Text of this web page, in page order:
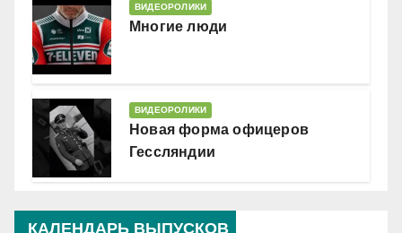
ВИДЕОРОЛИКИ
Многие люди
ВИДЕОРОЛИКИ
Новая форма офицеров
Гессляндии
КАЛЕНДАРЬ ВЫПУСКОВ